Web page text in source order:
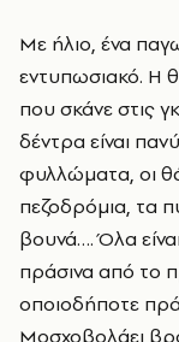
Με ήλιο, ένα παγωμένο πρωινό, το τοπίο είναι
εντυπωσιακό. Η
που σκάνε στις
δέντρα είναι
φυλλώματα, οι
πεζοδρόμια, τα
βουνά…. Όλα
πράσινα από το
οποιοδήποτε
Μοσχοβολάει